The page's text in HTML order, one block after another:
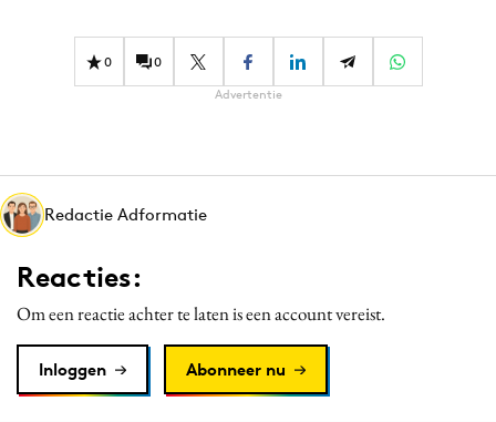
Gedragsverandering
Influencer marketing
Media
Merkstrategie
PR
Programmatic
Purpose Marketing
Reputatie & crisis
0 0
Advertentie
Redactie Adformatie
Reacties:
Om een reactie achter te laten is een account vereist.
Inloggen Abonneer nu